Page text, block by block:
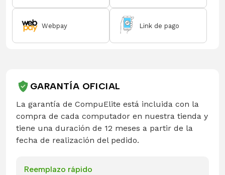
Webpay Link de pago
GARANTÍA OFICIAL
La garantía de CompuElite está incluida con la
compra de cada computador en nuestra tienda y
tiene una duración de 12 meses a partir de la
fecha de realización del pedido.
Reemplazo rápido